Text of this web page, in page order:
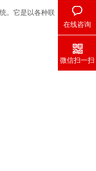
。它是以各种联
在线咨询
微信扫一扫